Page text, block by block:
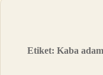
Etiket:Kaba